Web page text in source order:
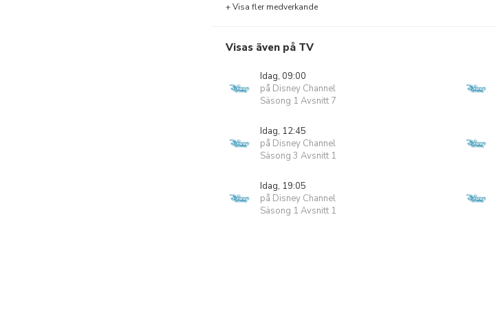
+ Visa fler medverkande
Visas även på TV
Idag, 09:00
på Disney Channel
Säsong 1 Avsnitt 7
Idag, 12:45
på Disney Channel
Säsong 3 Avsnitt 1
Idag, 19:05
på Disney Channel
Säsong 1 Avsnitt 1